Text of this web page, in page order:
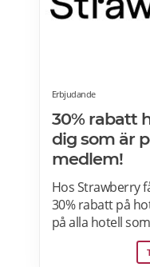
Erbjudande
30% rabatt
dig som är
medlem!
Hos Strawberry
30% rabatt på
på alla hotell
Comfort Hotel,
fristående hotell